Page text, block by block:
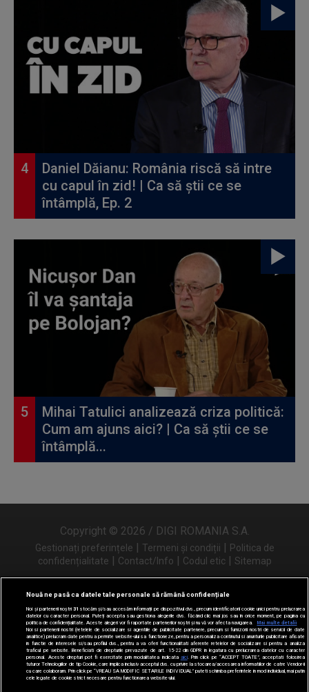
Daniel Dăianu: România riscă să intre
cu capul în zid! | Ca să știi ce se
întâmplă, Ep. 2
Mihai Tatulici analizează criza politică:
Cum am ajuns aici? | Ca să știi ce se
întâmplă...
Copyright © 2026 / DIGI ROMANIA S.A.
Gestionați preferințele Termeni și condiții
Politica de
confidențialitate
Contact/Info Codul etic Sitemap
Urmărește-ne și pe
Nouă ne pasă ca datele tale personale să rămână confidențiale
Noi și partenerii noștri31 stocăm și/sau accesăm informații pe dispozitivul dvs., precum identificatorii cookie unici pentru prelucrarea
datelor cu caracter personal. Puteți accepta sau gestiona alegerile dvs. făcând clic mai jos sau în orice moment, pe pagina cu
politica de confidențialitate. Aceste alegeri vor fi raportate partenerilor noștri și nu vă vor afecta navigarea.
Mai multe detalii
Noi si partenerii nostri (retelele de socializare si agentiile de publicitate partenere, precum si furnizorii nostri de servicii de date
analitice) prelucram date pentru a permite website-ului sa functioneze, pentru a personaliza continutul si anunturile publicitare afisate
in functie de interesele si/sau profilul dvs., pentru a va oferi functionalitati aferente retelelor de socializare si pentru a analiza
traficul pe website. Beneficiati de drepturile prevazute de art. 15-22 din GDPR in legatura cu prelucrarea datelor cu caracter
personal. Aceste drepturi pot fi exercitate prin modalitatea indicata aici. Prin click pe “ACCEPT TOATE”, acceptati folosirea
tuturor Tehnologiilor de tip Cookie, care implica inclusiv acceptul dvs. cu privire la stocarea/accesarea informatiilor de catre Vendor-ii
cu care colaboram. Prin click pe “VREAU SA MODIFIC SETARILE INDIVIDUAL” puteti schimba preferintele in mod individual, mai putin
cele legate de cookie strict necesare pentru functionarea website-ului.